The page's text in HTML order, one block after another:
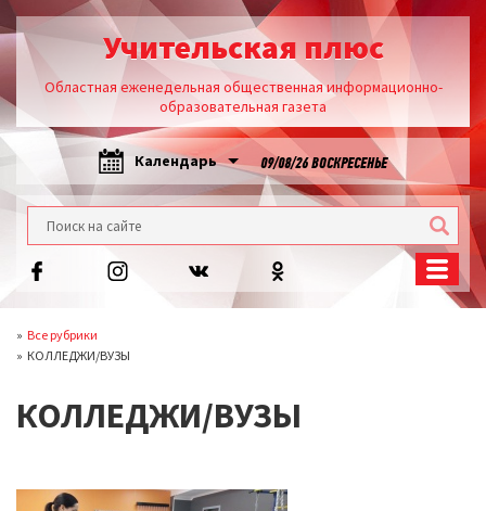
Учительская плюс
Областная еженедельная общественная информационно-
образовательная газета
Календарь 09/08/26 ВОСКРЕСЕНЬЕ
Все рубрики
КОЛЛЕДЖИ/ВУЗЫ
КОЛЛЕДЖИ/ВУЗЫ